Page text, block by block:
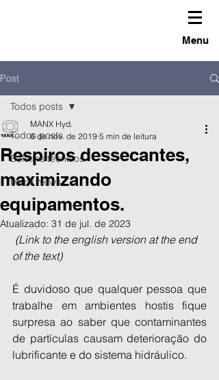
Menu
Post
Todos posts
Boletins técnicos
Manx News
Todos posts
Respiros dessecantes,
maximizando
equipamentos.
MANX Hyd.
6 de nov. de 2019 5 min de leitura
Atualizado: 31 de jul. de 2023
(Link to the english version at the end
of the text)
É duvidoso que qualquer pessoa que
trabalhe em ambientes hostis fique
surpresa ao saber que contaminantes
de partículas causam deterioração do
lubrificante e do sistema hidráulico.